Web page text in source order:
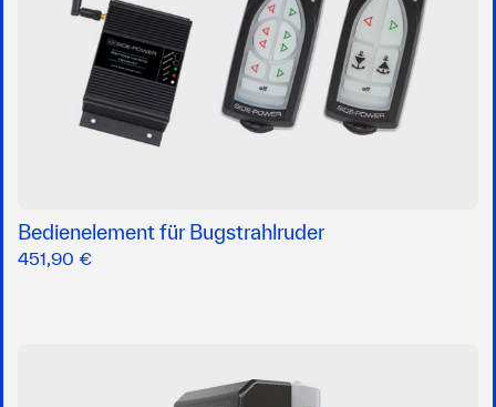
Bedienelement für Bugstrahlruder
451,90 €